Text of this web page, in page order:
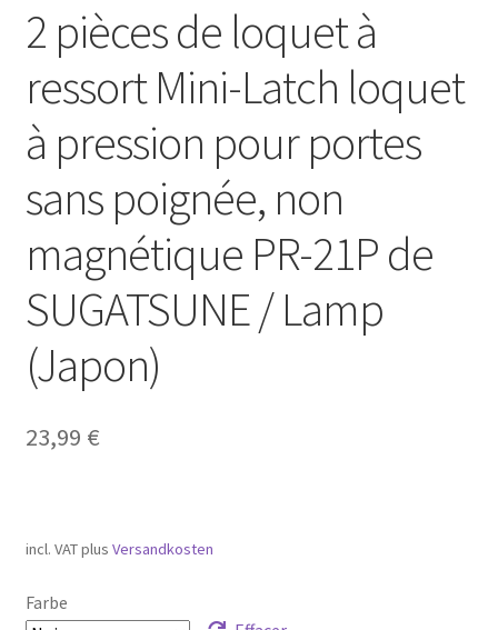
2 pièces de loquet à
ressort Mini-Latch loquet
à pression pour portes
sans poignée, non
magnétique PR-21P de
SUGATSUNE / Lamp
(Japon)
23,99 €
incl. VATplus Versandkosten
Farbe